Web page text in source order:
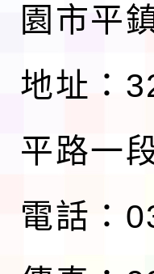
園市平
地址：
平路一
電話：